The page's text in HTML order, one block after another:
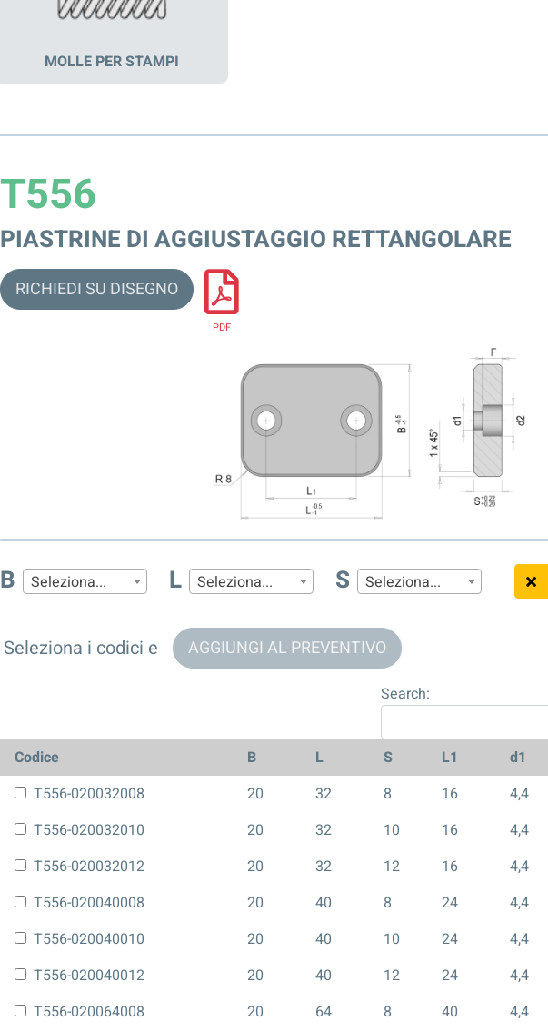
MOLLE PER STAMPI
T556
PIASTRINE DI AGGIUSTAGGIO RETTANGOLARE
RICHIEDI SU DISEGNO
PDF
B Seleziona... L Seleziona... S Seleziona...
Seleziona i codici e AGGIUNGI AL PREVENTIVO
Search:
Codice B L S L1 d1
T556-020032008
20 32 8 16 4,4
T556-020032010
20 32 10 16 4,4
T556-020032012
20 32 12 16 4,4
T556-020040008
20 40 8 24 4,4
T556-020040010
20 40 10 24 4,4
T556-020040012
20 40 12 24 4,4
T556-020064008
20 64 8 40 4,4